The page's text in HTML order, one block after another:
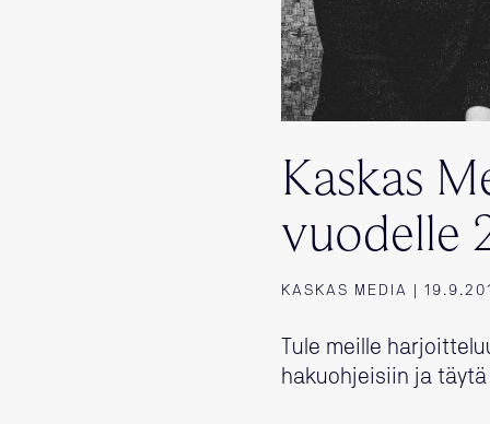
Kaskas
vuodelle
KASKAS MEDIA |
Tule meille
hakuohjeisiin ja täytä